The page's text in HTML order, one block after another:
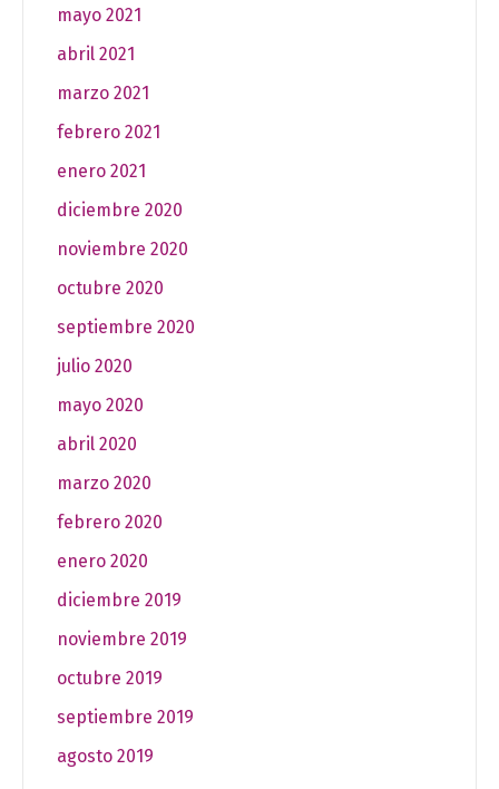
mayo 2021
abril 2021
marzo 2021
febrero 2021
enero 2021
diciembre 2020
noviembre 2020
octubre 2020
septiembre 2020
julio 2020
mayo 2020
abril 2020
marzo 2020
febrero 2020
enero 2020
diciembre 2019
noviembre 2019
octubre 2019
septiembre 2019
agosto 2019